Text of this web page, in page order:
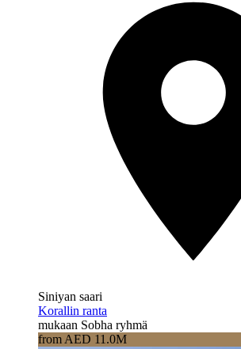
Siniyan saari
Korallin ranta
mukaan Sobha ryhmä
from AED 11.0M